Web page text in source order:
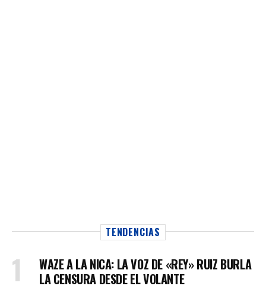
TENDENCIAS
WAZE A LA NICA: LA VOZ DE «REY» RUIZ BURLA
LA CENSURA DESDE EL VOLANTE